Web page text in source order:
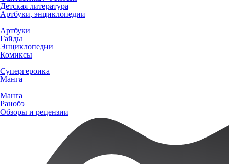
Детская литература
Артбуки, энциклопедии
Артбуки
Гайды
Энциклопедии
Комиксы
Супергероика
Манга
Манга
Ранобэ
Обзоры и рецензии